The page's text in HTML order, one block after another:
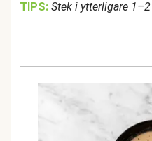
TIPS: Stek i ytterligare